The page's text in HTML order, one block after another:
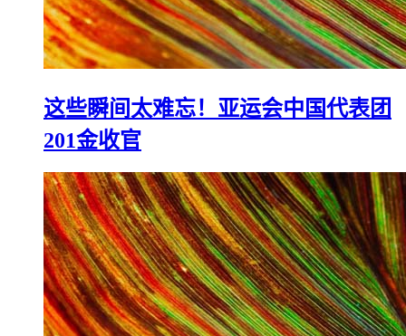
这些瞬间太难忘！亚运会中国代表团
201金收官